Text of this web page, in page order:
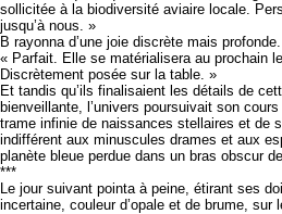
sollicitée à la biodiversité aviaire locale.
jusqu’à nous. »
B rayonna d’une joie discrète mais profonde.
« Parfait. Elle se matérialisera au prochain
Discrètement posée sur la table. »
Et tandis qu’ils finalisaient les détails de
bienveillante, l’univers poursuivait son
trame infinie de naissances stellaires et de
indifférent aux minuscules drames et aux
planète bleue perdue dans un bras obscur
***
Le jour suivant pointa à peine, étirant ses
incertaine, couleur d’opale et de brume, sur